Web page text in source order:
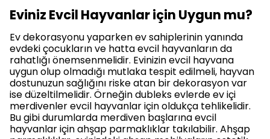
Eviniz Evcil Hayvanlar için Uygun mu?
Ev dekorasyonu yaparken ev sahiplerinin yanında
evdeki çocukların ve hatta evcil hayvanların da
rahatlığı önemsenmelidir. Evinizin evcil hayvana
uygun olup olmadığı mutlaka tespit edilmeli, hayvan
dostunuzun sağlığını riske atan bir dekorasyon var
ise düzeltilmelidir. Örneğin dubleks evlerde ev içi
merdivenler evcil hayvanlar için oldukça tehlikelidir.
Bu gibi durumlarda merdiven başlarına evcil
hayvanlar için ahşap parmaklıklar takılabilir. Ahşap